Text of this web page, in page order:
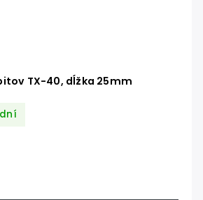
TX-40, dĺžka 25mm